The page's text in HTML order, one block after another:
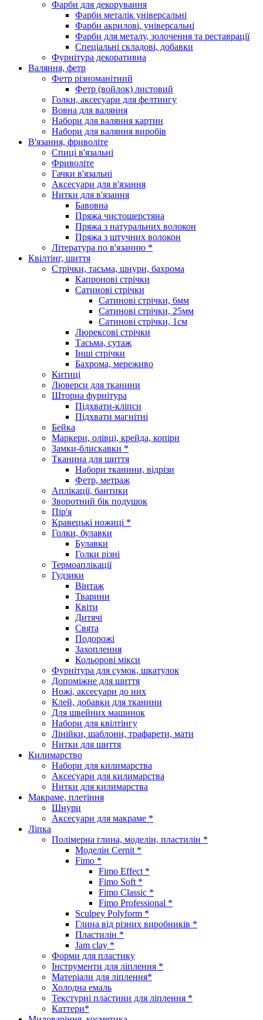
Фарби для декорування
Фарби металік універсальні
Фарби акрилові, універсальні
Фарби для металу, золочення та реставрації
Спеціальні складові, добавки
Фурнітура декоративна
Валяння, фетр
Фетр різноманітний
Фетр (войлок) листовий
Голки, аксесуари для фелтингу
Вовна для валяння
Набори для валяння картин
Набори для валяння виробів
В'язання, фриволіте
Спиці в'язальні
Фриволіте
Гачки в'язальні
Аксесуари для в'язання
Нитки для в'язання
Бавовна
Пряжа чистошерстяна
Пряжа з натуральних волокон
Пряжа з штучних волокон
Література по в'язанню *
Квілтінг, шиття
Стрічки, тасьма, шнури, бахрома
Капронові стрічки
Сатинові стрічки
Сатинові стрічки, 6мм
Сатинові стрічки, 25мм
Сатинові стрічки, 1см
Люрексові стрічки
Тасьма, сутаж
Інші стрічки
Бахрома, мереживо
Китиці
Люверси для тканини
Шторна фурнітура
Підхвати-кліпси
Підхвати магнітні
Бейка
Маркери, олівці, крейда, копіри
Замки-блискавки *
Тканина для шиття
Набори тканини, відрізи
Фетр, метраж
Аплікації, бантики
Зворотний бік подушок
Пір'я
Кравецькі ножиці *
Голки, булавки
Булавки
Голки різні
Термоаплікації
Гудзики
Вінтаж
Тварини
Квіти
Дитячі
Свята
Подорожі
Захоплення
Кольорові мікси
Фурнітура для сумок, шкатулок
Допоміжне для шиття
Ножі, аксесуари до них
Клей, добавки для тканини
Для швейних машинок
Набори для квілтінгу
Лінійки, шаблони, трафарети, мати
Нитки для шиття
Килимарство
Набори для килимарства
Аксесуари для килимарства
Нитки для килимарства
Макраме, плетіння
Шнури
Аксесуари для макраме *
Ліпка
Полімерна глина, моделін, пластилін *
Моделін Cernit *
Fimo *
Fimo Effect *
Fimo Soft *
Fimo Classic *
Fimo Professional *
Sculpey Polyform *
Глина від різних виробників *
Пластилін *
Jam clay *
Форми для пластику
Інструменти для ліплення *
Матеріали для ліплення*
Холодна емаль
Текстурні пластини для ліплення *
Каттери*